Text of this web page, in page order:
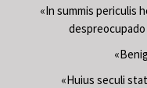
«In summis periculis
«Huius seculi